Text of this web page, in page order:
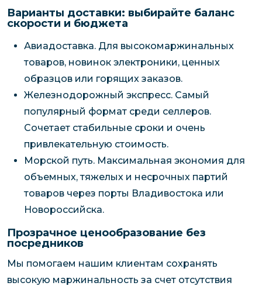
Варианты доставки: выбирайте баланс
скорости и бюджета
Авиадоставка. Для высокомаржинальных
товаров, новинок электроники, ценных
образцов или горящих заказов.
Железнодорожный экспресс. Самый
популярный формат среди селлеров.
Сочетает стабильные сроки и очень
привлекательную стоимость.
Морской путь. Максимальная экономия для
объемных, тяжелых и несрочных партий
товаров через порты Владивостока или
Новороссийска.
Прозрачное ценообразование без
посредников
Мы помогаем нашим клиентам сохранять
высокую маржинальность за счет отсутствия